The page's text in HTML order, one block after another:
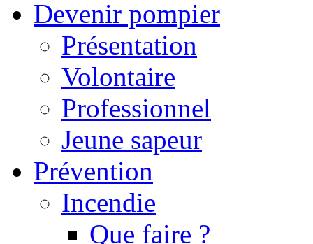
Devenir pompier
Présentation
Volontaire
Professionnel
Jeune sapeur
Prévention
Incendie
Que faire ?